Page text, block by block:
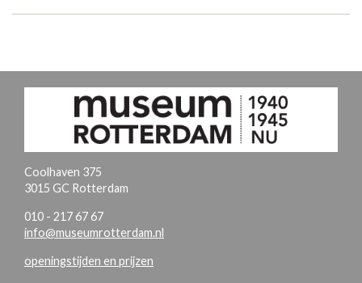
Coolhaven 375
3015 GC Rotterdam
010 - 217 67 67
info@museumrotterdam.nl
openingstijden en prijzen